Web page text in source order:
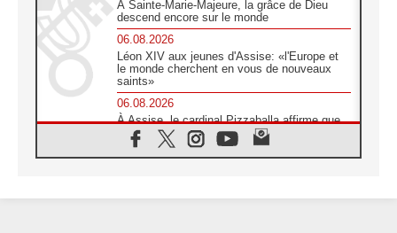
À Sainte-Marie-Majeure, la grâce de Dieu
descend encore sur le monde
06.08.2026
Léon XIV aux jeunes d'Assise: «l'Europe et
le monde cherchent en vous de nouveaux
saints»
06.08.2026
À Assise, le cardinal Pizzaballa affirme que
«les chrétiens veulent la paix»
06.08.2026